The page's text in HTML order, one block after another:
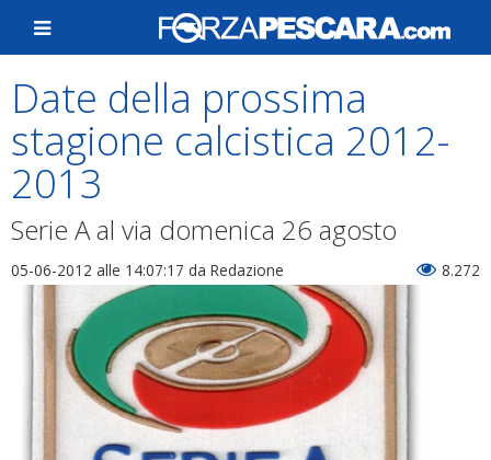
Date della prossima
stagione calcistica 2012-
2013
Serie A al via domenica 26 agosto
05-06-2012 alle 14:07:17 da Redazione 8.272